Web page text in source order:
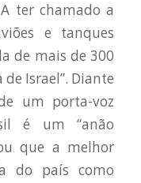
ter chamado a
e tanques
de mais de 300
Israel”. Diante
um porta-voz
é um “anão
que a melhor
do país como